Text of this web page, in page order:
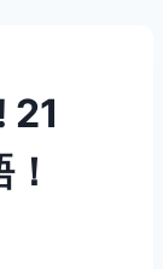
21